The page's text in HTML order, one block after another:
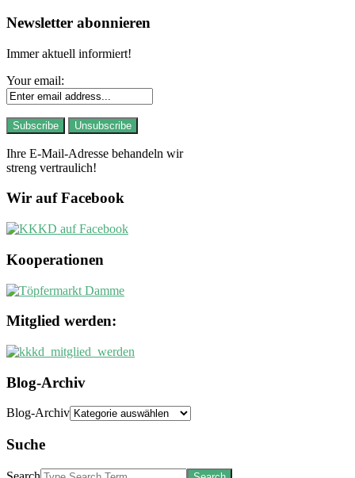
Newsletter abonnieren
Immer aktuell informiert!
Your email:
Ihre E-Mail-Adresse behandeln wir
streng vertraulich!
Wir auf Facebook
Kooperationen
Mitglied werden:
Blog-Archiv
Blog-Archiv
Suche